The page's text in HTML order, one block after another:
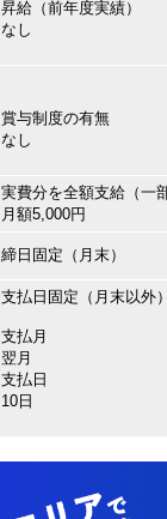
昇給（前年度実績）
なし
賞与制度の有無
なし
実費分を全額支給（一
月額5,000円
締日固定（月末）
支払日固定（月末以外）
支払月
翌月
支払日
10日